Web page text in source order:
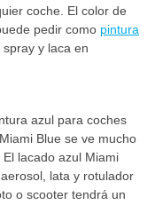
coche. El color de
pedir como pintura
y laca en
azul para coches
Blue se ve mucho
lacado azul Miami
lata y rotulador
o scooter tendrá un